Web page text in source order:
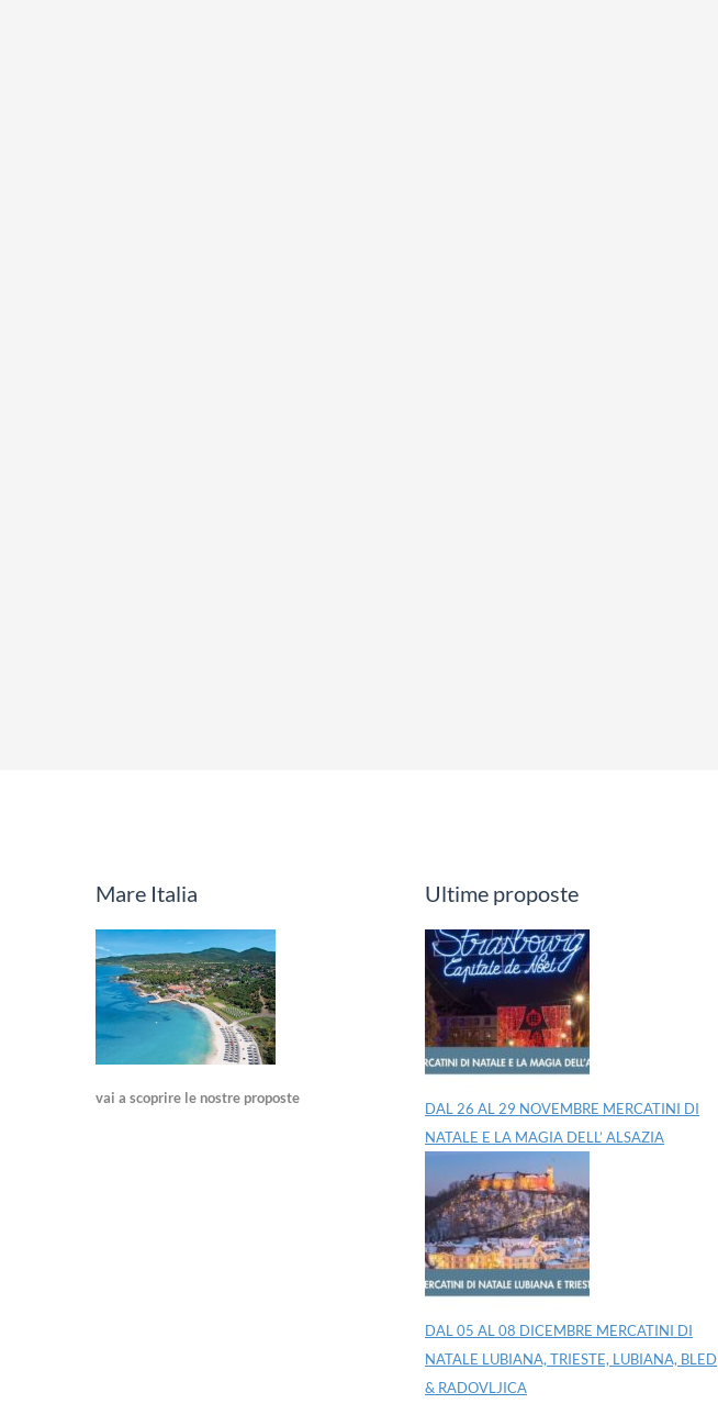
Mare Italia
vai a scoprire le nostre proposte
Ultime proposte
DAL 26 AL 29 NOVEMBRE MERCATINI DI
NATALE E LA MAGIA DELL’ ALSAZIA
DAL 05 AL 08 DICEMBRE MERCATINI DI
NATALE LUBIANA, TRIESTE, LUBIANA, BLED
& RADOVLJICA